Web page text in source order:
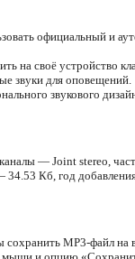
официальный и
на своё устройство
звуки для оповещений.
звукового
— Joint stereo,
34.53 Кб, год
MP3-файл на